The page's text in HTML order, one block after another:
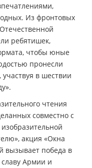
Из фронтовых
ребятишек,
чтобы юные
пронесли
в шествии
чтения
совместно с
акция «Окна
вызывает победа в
славу Армии и